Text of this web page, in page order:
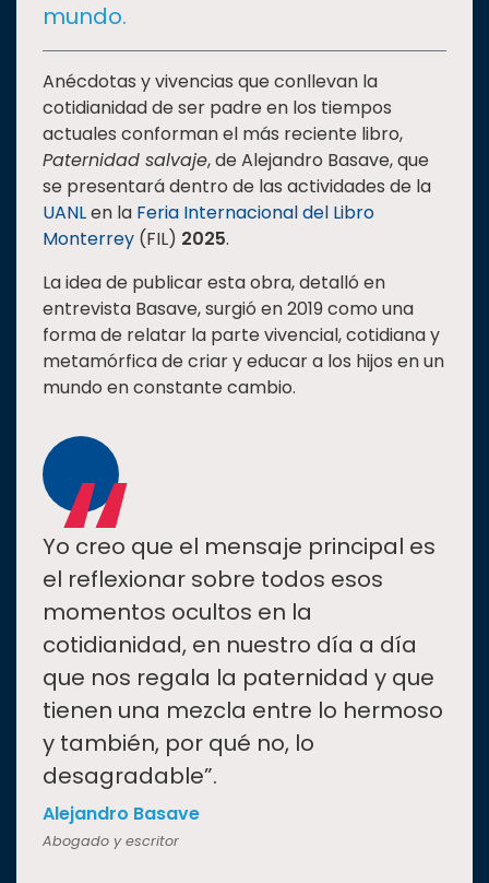
Oferta
educativa
Estudiantes
Rectoría
Investigación
Internacionalización
Responsabilidad
social
Vinculación
Universiada
Nacional
mundo.
Anécdotas y vivencias que conllevan la
cotidianidad de ser padre en los tiempos
actuales conforman el más reciente libro,
Paternidad salvaje, de Alejandro Basave, que
se presentará dentro de las actividades de la
UANLen la Feria Internacional del Libro
Monterrey (FIL) 2025.
La idea de publicar esta obra, detalló en
entrevista Basave, surgió en 2019 como una
forma de relatar la parte vivencial, cotidiana y
metamórfica de criar y educar a los hijos en un
mundo en constante cambio.
“
Yo creo que el mensaje principal es
el reflexionar sobre todos esos
momentos ocultos en la
cotidianidad, en nuestro día a día
que nos regala la paternidad y que
tienen una mezcla entre lo hermoso
y también, por qué no, lo
desagradable”.
Alejandro Basave
Abogado y escritor